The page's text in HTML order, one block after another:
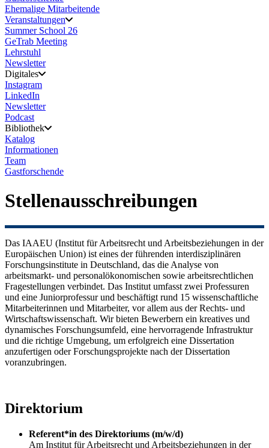
Ehemalige Mitarbeitende
Veranstaltungen
Summer School 26
GeTrab Meeting
Lehrstuhl
Newsletter
Digitales
Instagram
LinkedIn
Newsletter
Podcast
Bibliothek
Katalog
Informationen
Team
Gastforschende
Stellenausschreibungen
Das IAAEU (Institut für Arbeitsrecht und Arbeitsbeziehungen in der
Europäischen Union) ist eines der führenden interdisziplinären
Forschungsinstitute in Deutschland, das die Analyse von
arbeitsmarkt- und personalökonomischen sowie arbeitsrechtlichen
Fragestellungen verbindet. Das Institut umfasst zwei Professuren
und eine Juniorprofessur und beschäftigt rund 15 wissenschaftliche
Mitarbeiterinnen und Mitarbeiter, vor allem aus der Rechts- und
Wirtschaftswissenschaft. Wir bieten Bewerbern ein kreatives und
dynamisches Forschungsumfeld, eine hervorragende Infrastruktur
und die richtige Umgebung, um erfolgreich eine Dissertation
anzufertigen oder Forschungsprojekte nach der Dissertation
voranzubringen.
Direktorium
Referent*in des Direktoriums (m/w/d)
Am Institut für Arbeitsrecht und Arbeitsbeziehungen in der